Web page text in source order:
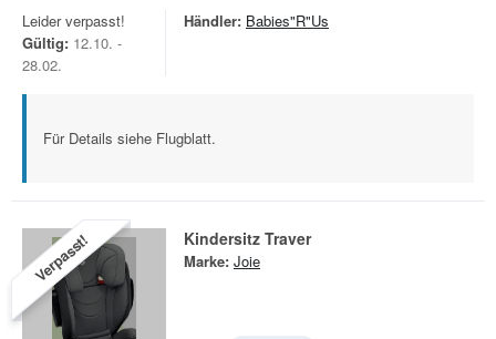
Leider verpasst!
Gültig: 12.10. -
28.02.
Händler: Babies"R"Us
Für Details siehe Flugblatt.
Verpasst! Kindersitz Traver
Marke: Joie